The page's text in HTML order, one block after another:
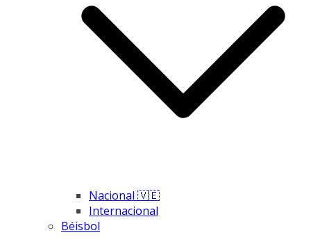
Nacional 🇻🇪
Internacional
Béisbol